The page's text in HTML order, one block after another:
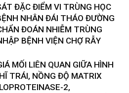
ĐẶC ĐIỂM VI TRÙNG HỌC
NHÂN ĐÁI THÁO ĐƯỜNG
ĐOÁN NHIỄM TRÙNG
BỆNH VIỆN CHỢ RẪY
MỐI LIÊN QUAN GIỮA HÌNH
TRÁI, NỒNG ĐỘ MATRIX
2,